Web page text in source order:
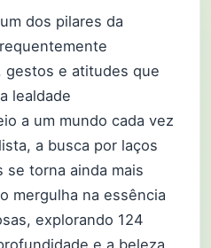
dos pilares da
gestos e atitudes que
lealdade
a um mundo cada vez
a busca por laços
torna ainda mais
mergulha na essência
explorando 124
e a beleza